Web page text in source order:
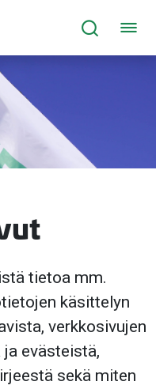
tietoa mm.
käsittelyn
verkkosivujen
evästeistä,
sekä miten